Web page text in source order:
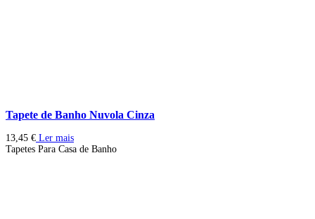
Tapete de Banho Nuvola Cinza
13,45 € Ler mais
Tapetes Para Casa de Banho